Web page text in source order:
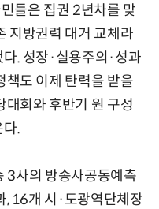
들은 집권 2년차를 맞
지방권력 대거 교체라
. 성장·실용주의·성과
책도 이제 탄력을 받을
대회와 후반기 원 구성
다.
3사의 방송사공동예측
, 16개 시·도광역단체장